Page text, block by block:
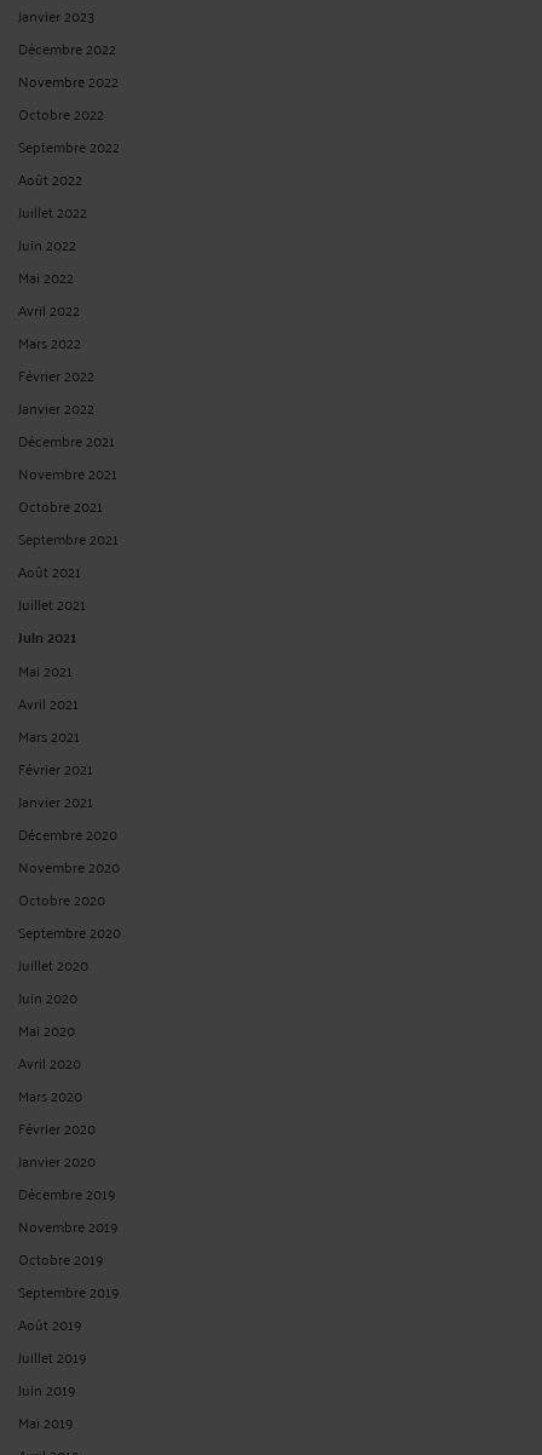
Janvier 2023
Décembre 2022
Novembre 2022
Octobre 2022
Septembre 2022
Août 2022
Juillet 2022
Juin 2022
Mai 2022
Avril 2022
Mars 2022
Février 2022
Janvier 2022
Décembre 2021
Novembre 2021
Octobre 2021
Septembre 2021
Août 2021
Juillet 2021
Juin 2021
Mai 2021
Avril 2021
Mars 2021
Février 2021
Janvier 2021
Décembre 2020
Novembre 2020
Octobre 2020
Septembre 2020
Juillet 2020
Juin 2020
Mai 2020
Avril 2020
Mars 2020
Février 2020
Janvier 2020
Décembre 2019
Novembre 2019
Octobre 2019
Septembre 2019
Août 2019
Juillet 2019
Juin 2019
Mai 2019